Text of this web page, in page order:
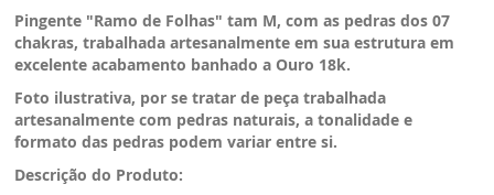
Pingente "Ramo de Folhas" tam M, com as pedras dos 07
chakras, trabalhada artesanalmente em sua estrutura em
excelente acabamento banhado a Ouro 18k.
Foto ilustrativa, por se tratar de peça trabalhada
artesanalmente com pedras naturais, a tonalidade e
formato das pedras podem variar entre si.
Descrição do Produto: